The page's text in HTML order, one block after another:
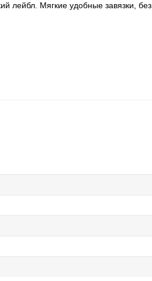
лейбл. Мягкие удобные завязки, без